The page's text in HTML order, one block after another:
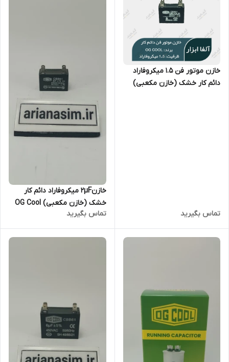
خازن موتور فن 1.5 میکروفاراد
دائم کار خشک (خازن مکعبی)
تماس بگیرید
خازن۲µF میکروفاراد دائم کار
خشک (خازن مکعبی) OG Cool
سری CBB61
تماس بگیرید